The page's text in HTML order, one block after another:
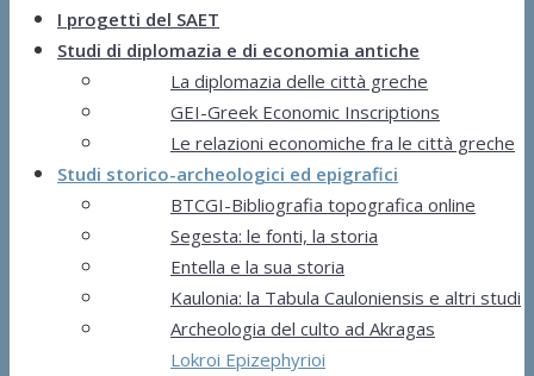
I progetti del SAET
Studi di diplomazia e di economia antiche
La diplomazia delle città greche
GEI-Greek Economic Inscriptions
Le relazioni economiche fra le città greche
Studi storico-archeologici ed epigrafici
BTCGI-Bibliografia topografica online
Segesta: le fonti, la storia
Entella e la sua storia
Kaulonia: la Tabula Cauloniensis e altri studi
Archeologia del culto ad Akragas
Lokroi Epizephyrioi